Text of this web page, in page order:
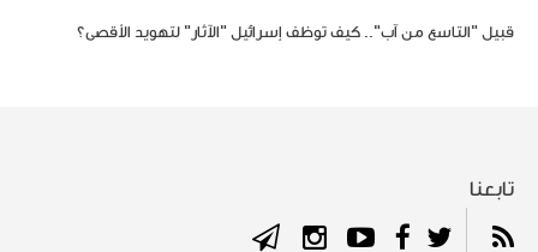
قبيل "التاسع من آب".. كيف توظف إسرائيل "الآثار" لتهويد الأقصى؟
تابعنا